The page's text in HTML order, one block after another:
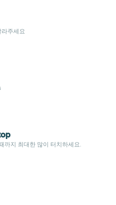
주세요
까지 최대한 많이 터치하세요.